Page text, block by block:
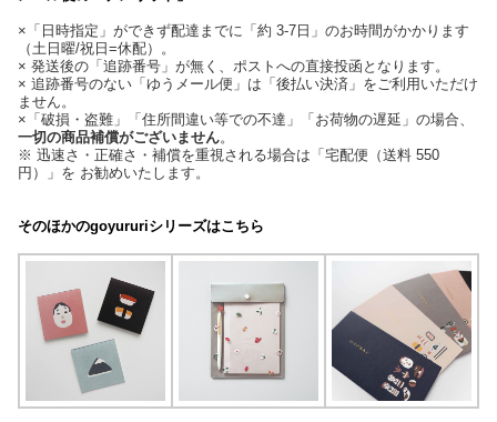
×「日時指定」ができず配達までに「約 3-7日」のお時間がかかります
（土日曜/祝日=休配）。
× 発送後の「追跡番号」が無く、ポストへの直接投函となります。
× 追跡番号のない「ゆうメール便」は「後払い決済」をご利用いただけ
ません。
×「破損・盗難」「住所間違い等での不達」「お荷物の遅延」の場合、
一切の商品補償がございません。
※ 迅速さ・正確さ・補償を重視される場合は「宅配便（送料 550
円）」を お勧めいたします。
そのほかのgoyururiシリーズはこちら